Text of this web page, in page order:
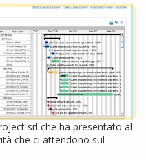
srl che ha presentato al
che ci attendono sul